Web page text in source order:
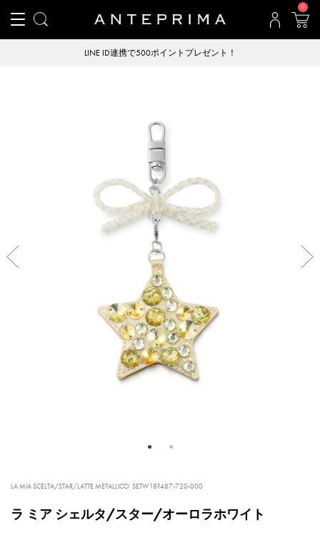
0
LINE ID連携で500ポイントプレゼント！
LA MIA SCELTA/STAR/LATTE METALLICO SETW18F487-720-000
ラ ミア シェルタ/スター/オーロラホワイト